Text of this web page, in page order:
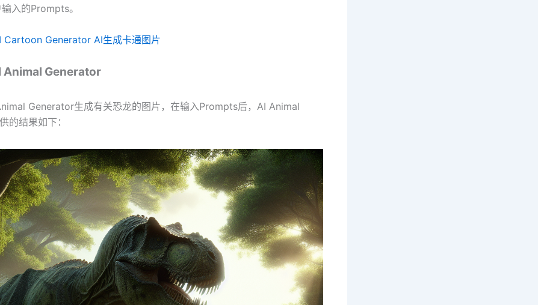
入的Prompts。
Cartoon Generator AI生成卡通图片
Animal Generator
Generator生成有关恐龙的图片，在输入Prompts后，AI Animal
的结果如下：